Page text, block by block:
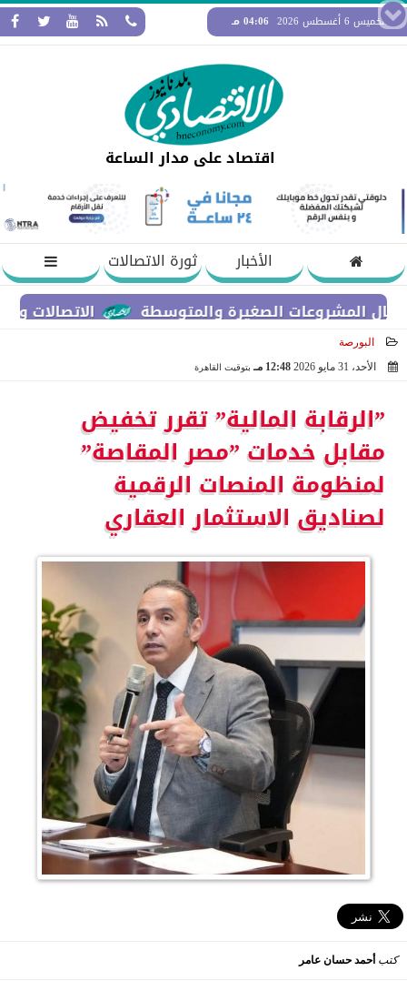
الخميس 6 أغسطس 2026 04:06 مـ
اقتصاد على مدار الساعة
الأخبار
ثورة الاتصالات
الاتصالات والتعليم
البورصة
الأحد، 31 مايو 2026
12:48 مـ بتوقيت القاهرة
”الرقابة المالية” تقرر تخفيض
مقابل خدمات ”مصر المقاصة”
لمنظومة المنصات الرقمية
لصناديق الاستثمار العقاري
كتب أحمد حسان عامر